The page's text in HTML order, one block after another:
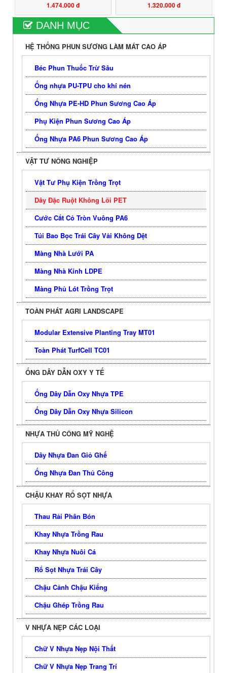
cành cây ăn trái chịu lực
căng kéo cao CUỘN
1.200M
1.474.000 đ
cành cây ăn trái chịu lực
căng kéo cao CUỘN
1.320.000 đ
DANH MỤC
HỆ THỐNG PHUN SƯƠNG LÀM MÁT CAO ÁP
Béc Phun Thuốc Trừ Sâu
Ống nhựa PU-TPU cho khí nén
Ống Nhựa PE-HD Phun Sương Cao Áp
Phụ Kiện Phun Sương Cao Áp
Ống Nhựa PA6 Phun Sương Cao Áp
VẬT TƯ NÔNG NGHIỆP
Vật Tư Phụ Kiện Trồng Trọt
Dây Đặc Ruột Không Lõi PET
Cước Cắt Cỏ Tròn Vuông PA6
Túi Bao Bọc Trái Cây Vải Không Dệt
Màng Nhà Lưới PA
Màng Nhà Kính LDPE
Màng Phủ Lót Trồng Trọt
TOÀN PHÁT AGRI LANDSCAPE
Modular Extensive Planting Tray MT01
Toàn Phát TurfCell TC01
ỐNG DÂY DẪN OXY Y TẾ
Ống Dây Dẫn Oxy Nhựa TPE
Ống Dây Dẫn Oxy Nhựa Silicon
NHỰA THỦ CÔNG MỸ NGHỆ
Dây Nhựa Đan Giỏ Ghế
Ống Nhựa Đan Thủ Công
CHẬU KHAY RỔ SỌT NHỰA
Thau Rải Phân Bón
Khay Nhựa Trồng Rau
Khay Nhựa Nuôi Cá
Rổ Sọt Nhựa Trái Cây
Chậu Cảnh Chậu Kiểng
Chậu Ghép Trồng Rau
V NHỰA NẸP CÁC LOẠI
Chữ V Nhựa Nẹp Nội Thất
Chữ V Nhựa Nẹp Trang Trí